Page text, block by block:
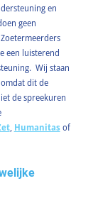
en
geen
een luisterend
Wij staan
dit de
de spreekuren
, Humanitas of